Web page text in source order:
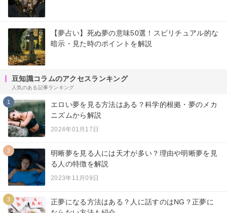
【夢占い】死ぬ夢の意味50選！スピリチュアル的な
暗示・見た時のポイントを解説
豆知識コラムのアクセスランキング
人気のある記事ランキング
1
エロい夢を見る方法はある？科学的根拠・夢のメカ
ニズムから解説
2024年01月17日
2
明晰夢を見る人には天才が多い？理由や明晰夢を見
る人の特徴を解説
2023年11月09日
3
正夢になる方法はある？人に話すのはNG？正夢に